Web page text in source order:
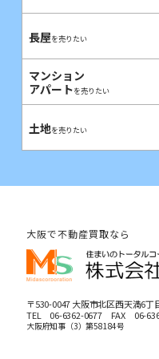
長屋を売りたい
マンション
アパートを売りたい
土地を売りたい
大阪で不動産買取なら
〒530-0047 大阪市北区西天満6
TEL 06-6362-0677FAX 06-
大阪府知事（3）第58184号